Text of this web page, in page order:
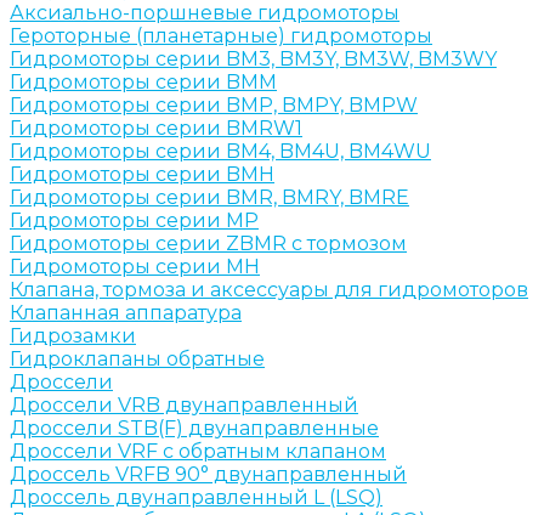
Аксиально-поршневые гидромоторы
Героторные (планетарные) гидромоторы
Гидромоторы серии BM3, BM3Y, BM3W, BM3WY
Гидромоторы серии BMM
Гидромоторы серии BMP, BMPY, BMPW
Гидромоторы серии BMRW1
Гидромоторы серии BМ4, BM4U, BМ4WU
Гидромоторы серии BМH
Гидромоторы серии BМR, BMRY, BМRE
Гидромоторы серии MP
Гидромоторы серии ZBMR с тормозом
Гидромоторы серии МH
Клапана, тормоза и аксессуары для гидромоторов
Клапанная аппаратура
Гидрозамки
Гидроклапаны обратные
Дроссели
Дроссели VRB двунаправленный
Дроссели STB(F) двунаправленные
Дроссели VRF с обратным клапаном
Дроссель VRFB 90° двунаправленный
Дроссель двунаправленный L (LSQ)